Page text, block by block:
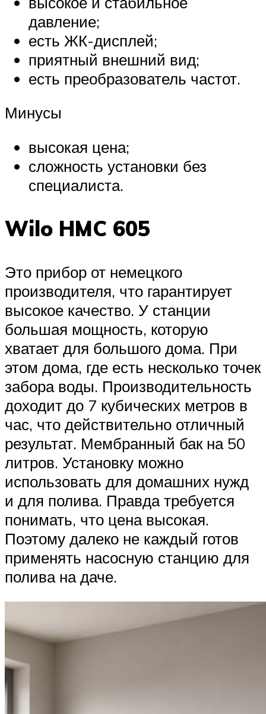
давление;
есть ЖК-дисплей;
приятный внешний вид;
есть преобразователь частот.
Минусы
высокая цена;
сложность установки без
специалиста.
Wilo HMC 605
Это прибор от немецкого
производителя, что гарантирует
высокое качество. У станции
большая мощность, которую
хватает для большого дома. При
этом дома, где есть несколько точек
забора воды. Производительность
доходит до 7 кубических метров в
час, что действительно отличный
результат. Мембранный бак на 50
литров. Установку можно
использовать для домашних нужд
и для полива. Правда требуется
понимать, что цена высокая.
Поэтому далеко не каждый готов
применять насосную станцию для
полива на даче.